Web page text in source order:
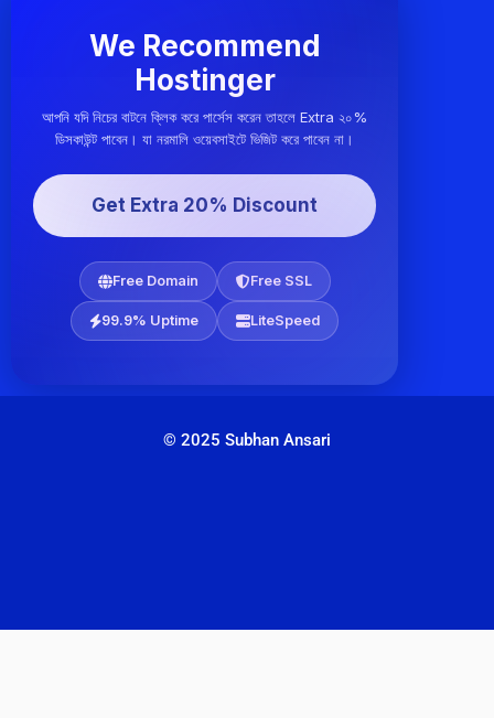
We Recommend
Hostinger
আপনি যদি নিচের বাটনে ক্লিক করে পার্সেস করেন তাহলে Extra ২০%
ডিসকাউন্ট পাবেন। যা নরমালি ওয়েবসাইটে ভিজিট করে পাবেন না।
Get Extra 20% Discount
Free Domain Free SSL
99.9% Uptime LiteSpeed
© 2025 Subhan Ansari